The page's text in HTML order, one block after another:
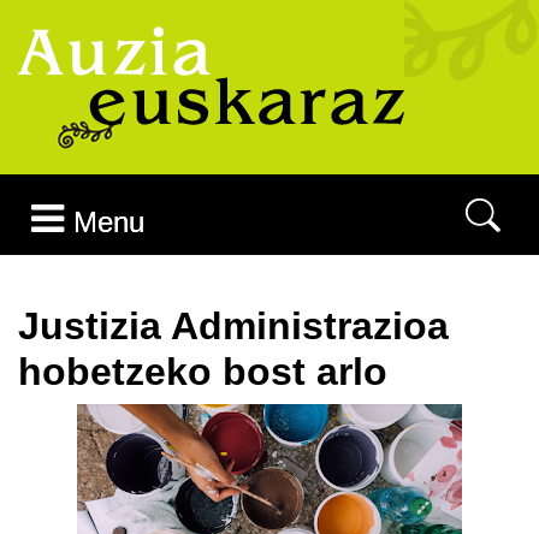
Menu
Justizia Administrazioa
hobetzeko bost arlo